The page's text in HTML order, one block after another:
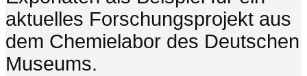
aktuelles Forschungsprojekt aus
dem Chemielabor des Deutschen
Museums.